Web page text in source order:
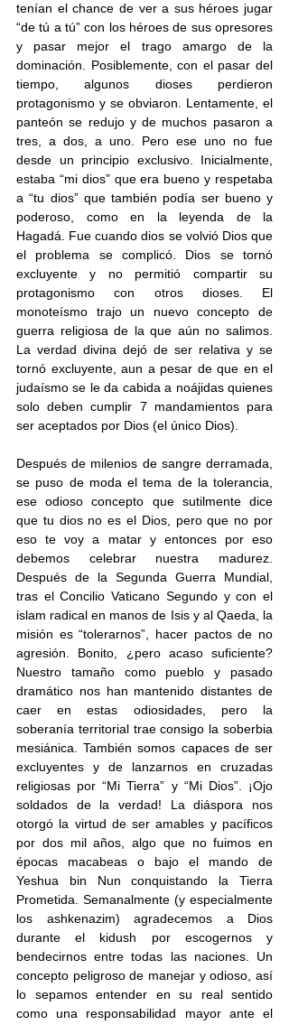
tenían el chance de ver a sus héroes jugar
“de tú a tú” con los héroes de sus opresores
y pasar mejor el trago amargo de la
dominación. Posiblemente, con el pasar del
tiempo, algunos dioses perdieron
protagonismo y se obviaron. Lentamente, el
panteón se redujo y de muchos pasaron a
tres, a dos, a uno. Pero ese uno no fue
desde un principio exclusivo. Inicialmente,
estaba “mi dios” que era bueno y respetaba
a “tu dios” que también podía ser bueno y
poderoso, como en la leyenda de la
Hagadá. Fue cuando dios se volvió Dios que
el problema se complicó. Dios se tornó
excluyente y no permitió compartir su
protagonismo con otros dioses. El
monoteísmo trajo un nuevo concepto de
guerra religiosa de la que aún no salimos.
La verdad divina dejó de ser relativa y se
tornó excluyente, aun a pesar de que en el
judaísmo se le da cabida a noájidas quienes
solo deben cumplir 7 mandamientos para
ser aceptados por Dios (el único Dios).
Después de milenios de sangre derramada,
se puso de moda el tema de la tolerancia,
ese odioso concepto que sutilmente dice
que tu dios no es el Dios, pero que no por
eso te voy a matar y entonces por eso
debemos celebrar nuestra madurez.
Después de la Segunda Guerra Mundial,
tras el Concilio Vaticano Segundo y con el
islam radical en manos de Isis y al Qaeda, la
misión es “tolerarnos”, hacer pactos de no
agresión. Bonito, ¿pero acaso suficiente?
Nuestro tamaño como pueblo y pasado
dramático nos han mantenido distantes de
caer en estas odiosidades, pero la
soberanía territorial trae consigo la soberbia
mesiánica. También somos capaces de ser
excluyentes y de lanzarnos en cruzadas
religiosas por “Mi Tierra” y “Mi Dios”. ¡Ojo
soldados de la verdad! La diáspora nos
otorgó la virtud de ser amables y pacíficos
por dos mil años, algo que no fuimos en
épocas macabeas o bajo el mando de
Yeshua bin Nun conquistando la Tierra
Prometida. Semanalmente (y especialmente
los ashkenazim) agradecemos a Dios
durante el kidush por escogernos y
bendecirnos entre todas las naciones. Un
concepto peligroso de manejar y odioso, así
lo sepamos entender en su real sentido
como una responsabilidad mayor ante el